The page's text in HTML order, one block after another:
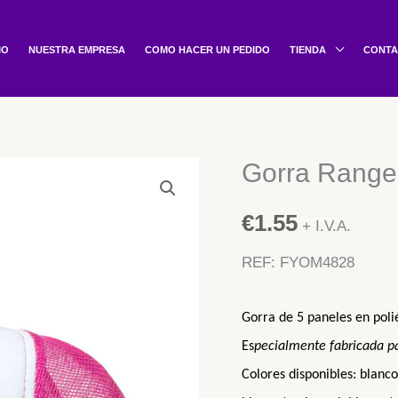
NUESTRA EMPRESA COMO HACER UN PEDIDO TIENDA
Gorra
€1.55 + I.V.A.
REF: FYOM4828
Gorra de 5 paneles en
Especialmente fabricada
Colores disponibles:
Gorra
cantidad